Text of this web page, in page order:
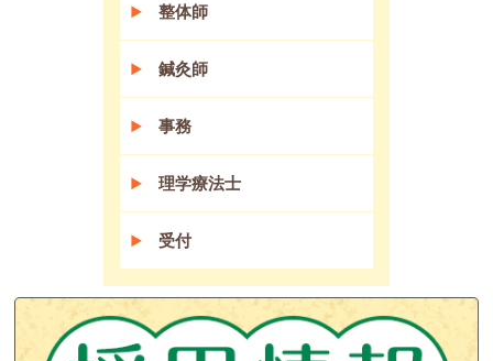
整体師
鍼灸師
事務
理学療法士
受付